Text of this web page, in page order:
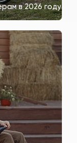
в 2026 году